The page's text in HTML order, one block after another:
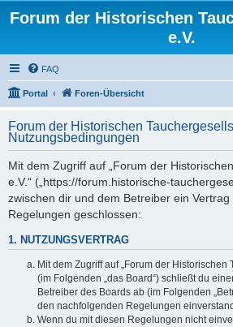
Forum der Historischen
e.V.
FAQ
Portal Foren-Übersicht
Forum der Historischen
Nutzungsbedingungen
Mit dem Zugriff auf „Forum der
e.V.“ („https://forum.historische-
zwischen dir und dem Betreiber ein
Regelungen geschlossen:
1. NUTZUNGSVERTRAG
Mit dem Zugriff auf „Forum der Historischen
(im Folgenden „das Board“) schließt du
Betreiber des Boards ab (im Folgenden
den nachfolgenden Regelungen
Wenn du mit diesen Regelungen nicht